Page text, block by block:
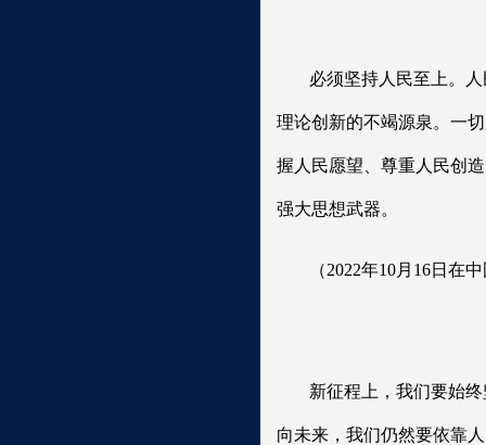
必须坚持人民至上。
理论创新的不竭源泉。一
握人民愿望、尊重人民创
强大思想武器。
（2022年10月16日在
新征程上，我们要始
向未来，我们仍然要依靠